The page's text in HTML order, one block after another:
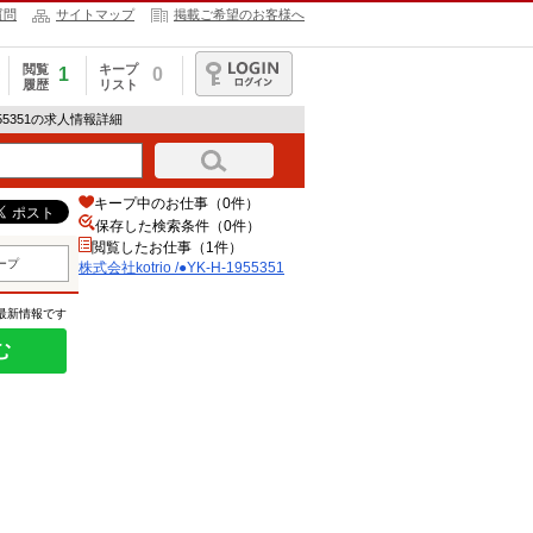
問 サイトマップ 掲載ご希望のお客様へ
閲覧
履歴
1
キープ
リスト
0
ログイン
の求人情報詳細
プ
新情報です
キープ中のお仕事（0件）
保存した検索条件（0件）
閲覧したお仕事（1件）
株式会社kotrio /●YK-H-1955351